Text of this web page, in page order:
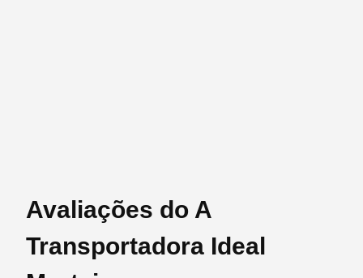
Avaliações do A
Transportadora Ideal